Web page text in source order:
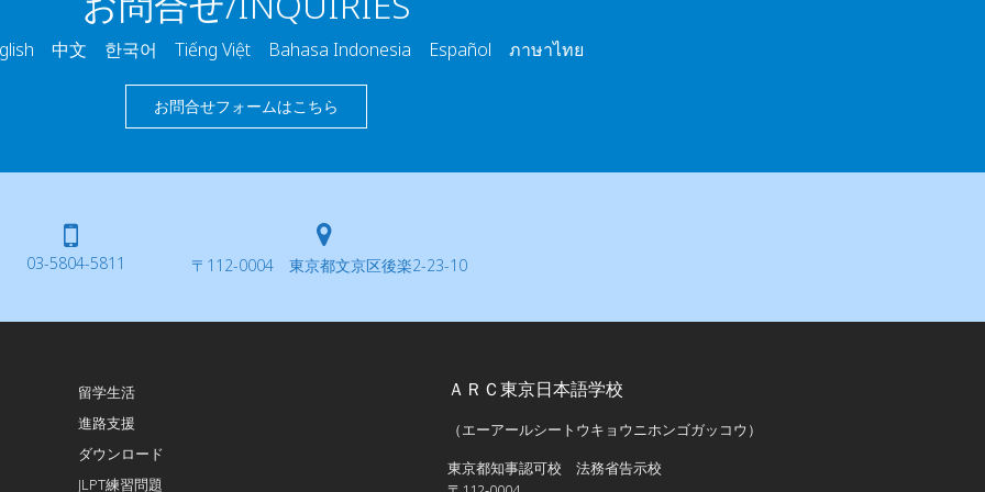
中文 한국어 Tiếng Việt Bahasa Indonesia Español ภาษาไทย
お問合せフォームはこちら
03-5804-5811 〒112-0004 東京都文京区後楽2-23-10
留学生活
進路支援
ダウンロード
JLPT練習問題
ＡＲＣ東京日本語学校
（エーアールシートウキョウニホンゴガッコウ）
東京都知事認可校 法務省告示校